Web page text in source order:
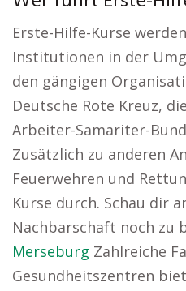
Erste-Hilfe-Kurse
Institutionen in der
den gängigen
Deutsche Rote Kreuz,
Arbeiter-Samariter-
Zusätzlich zu anderen
Feuerwehren und
Kurse durch. Schau dir
Nachbarschaft noch zu
Merseburg Zahlreiche
Gesundheitszentren